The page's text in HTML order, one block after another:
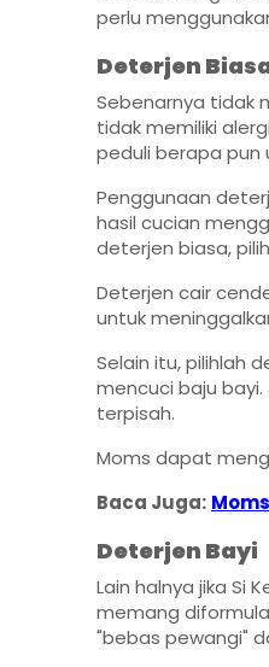
perlu
Deterjen
Sebenarnya tidak
tidak memiliki
peduli berapa pun
Penggunaan
hasil cucian
deterjen biasa,
Deterjen cair
untuk
Selain itu, pilihlah
mencuci baju
terpisah.
Moms dapat
Baca Juga:
Deterjen Bayi
Lain halnya jika Si
memang
"bebas pewangi"